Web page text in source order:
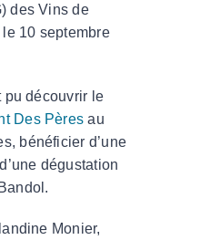
des Vins de
le 10 septembre
pu découvrir le
Des Pères au
bénéficier d’une
dégustation
Monier,